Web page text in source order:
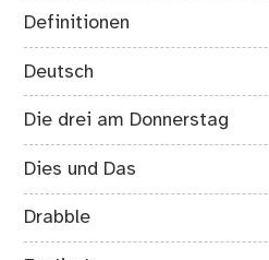
Definitionen
Deutsch
Die drei am Donnerstag
Dies und Das
Drabble